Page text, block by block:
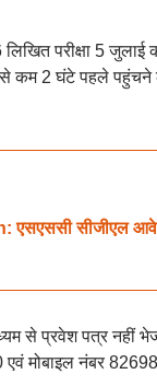
लिखित परीक्षा 5
से कम 2 घंटे पहले
सीजीएल
से प्रवेश पत्र नहीं
एवं मोबाइल नंबर